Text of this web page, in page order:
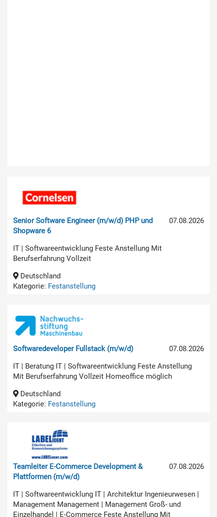
07.08.2026
Senior Software Engineer (m/w/d) PHP und
Shopware 6
IT | Softwareentwicklung Feste Anstellung Mit
Berufserfahrung Vollzeit
Deutschland
Kategorie: Festanstellung
07.08.2026
Softwaredeveloper Fullstack (m/w/d)
IT | Beratung IT | Softwareentwicklung Feste Anstellung
Mit Berufserfahrung Vollzeit Homeoffice möglich
Deutschland
Kategorie: Festanstellung
07.08.2026
Teamleiter E-Commerce Development &
Plattformen (m/w/d)
IT | Softwareentwicklung IT | Architektur Ingenieurwesen |
Management Management | Management Groß- und
Einzelhandel | E-Commerce Feste Anstellung Mit